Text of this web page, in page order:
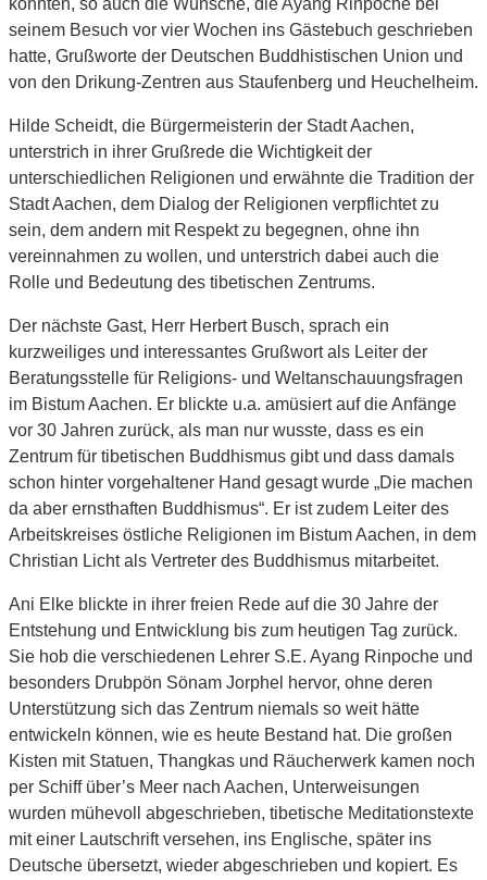
seinem Besuch vor vier Wochen ins Gästebuch geschrieben
hatte, Grußworte der Deutschen Buddhistischen Union und
von den Drikung-Zentren aus Staufenberg und Heuchelheim.
Hilde Scheidt, die Bürgermeisterin der Stadt Aachen,
unterstrich in ihrer Grußrede die Wichtigkeit der
unterschiedlichen Religionen und erwähnte die Tradition der
Stadt Aachen, dem Dialog der Religionen verpflichtet zu
sein, dem andern mit Respekt zu begegnen, ohne ihn
vereinnahmen zu wollen, und unterstrich dabei auch die
Rolle und Bedeutung des tibetischen Zentrums.
Der nächste Gast, Herr Herbert Busch, sprach ein
kurzweiliges und interessantes Grußwort als Leiter der
Beratungsstelle für Religions- und Weltanschauungsfragen
im Bistum Aachen. Er blickte u.a. amüsiert auf die Anfänge
vor 30 Jahren zurück, als man nur wusste, dass es ein
Zentrum für tibetischen Buddhismus gibt und dass damals
schon hinter vorgehaltener Hand gesagt wurde „Die machen
da aber ernsthaften Buddhismus“. Er ist zudem Leiter des
Arbeitskreises östliche Religionen im Bistum Aachen, in dem
Christian Licht als Vertreter des Buddhismus mitarbeitet.
Ani Elke blickte in ihrer freien Rede auf die 30 Jahre der
Entstehung und Entwicklung bis zum heutigen Tag zurück.
Sie hob die verschiedenen Lehrer S.E. Ayang Rinpoche und
besonders Drubpön Sönam Jorphel hervor, ohne deren
Unterstützung sich das Zentrum niemals so weit hätte
entwickeln können, wie es heute Bestand hat. Die großen
Kisten mit Statuen, Thangkas und Räucherwerk kamen noch
per Schiff über’s Meer nach Aachen, Unterweisungen
wurden mühevoll abgeschrieben, tibetische Meditationstexte
mit einer Lautschrift versehen, ins Englische, später ins
Deutsche übersetzt, wieder abgeschrieben und kopiert. Es